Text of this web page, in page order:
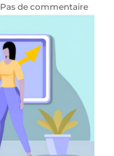
Pas de commentaire